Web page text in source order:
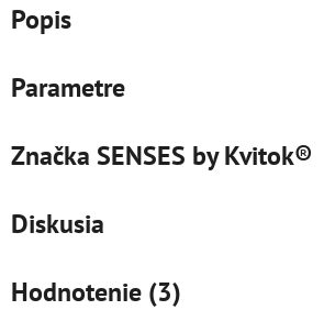
Popis
Parametre
Značka SENSES by Kvitok®
Diskusia
Hodnotenie (3)